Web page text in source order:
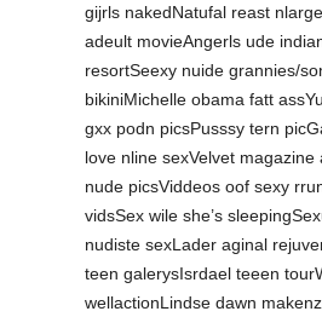
gijrls nakedNatufal reast
adeult movieAngerls ude
resortSeexy nuide grannies/
bikiniMichelle obama fatt
gxx podn picsPusssy tern
love nline sexVelvet magazine
nude picsViddeos oof sexy
vidsSex wile she’s
nudiste sexLader aginal
teen galerysIsrdael teeen
wellactionLindse dawn